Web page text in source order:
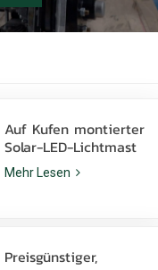
Auf Kufen montierter
Solar-LED-Lichtmast
mit 400-W-LED-
Lampen und Lithium-
Mehr Lesen
Preisgünstiger,